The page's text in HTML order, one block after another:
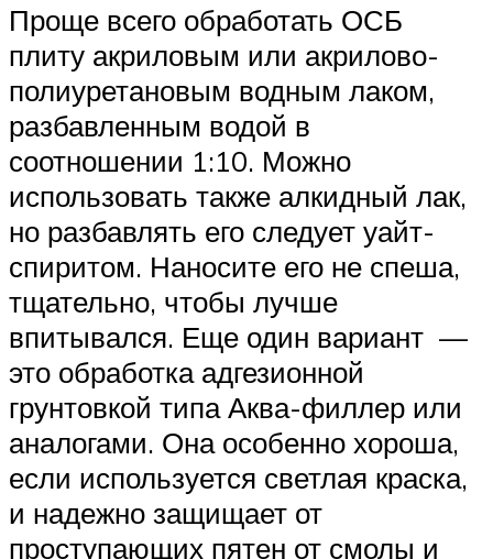
Проще всего обработать ОСБ
плиту акриловым или акрилово-
полиуретановым водным лаком,
разбавленным водой в
соотношении 1:10. Можно
использовать также алкидный лак,
но разбавлять его следует уайт-
спиритом. Наносите его не спеша,
тщательно, чтобы лучше
впитывался. Еще один вариант —
это обработка адгезионной
грунтовкой типа Аква-филлер или
аналогами. Она особенно хороша,
если используется светлая краска,
и надежно защищает от
проступающих пятен от смолы и